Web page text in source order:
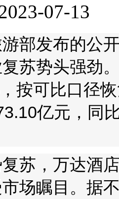
07-13
部发布的公
苏势头强劲
按可比口径
亿元，同
，万达酒店
场瞩目。据